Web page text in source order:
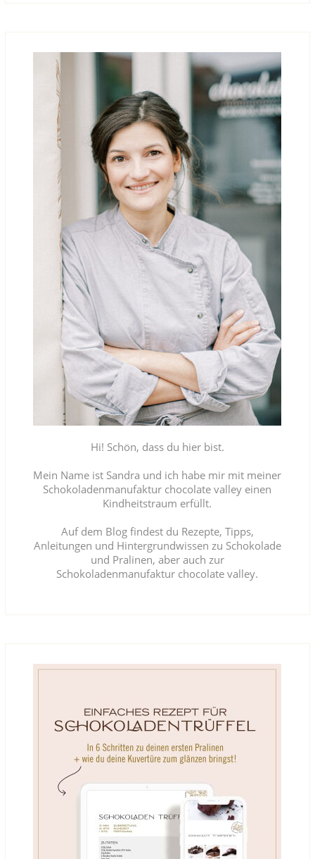
Hi! Schön, dass du hier bist.
Mein Name ist Sandra und ich habe mir mit meiner
Schokoladenmanufaktur chocolate valley einen
Kindheitstraum erfüllt.
Auf dem Blog findest du Rezepte, Tipps,
Anleitungen und Hintergrundwissen zu Schokolade
und Pralinen, aber auch zur
Schokoladenmanufaktur chocolate valley.